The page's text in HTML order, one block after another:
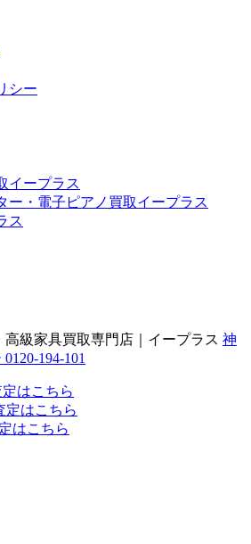
シー
イープラス
ー・電子ピアノ買取イープラス
ス
級家具買取専門店｜イープラス 神
194-101
はこちら
はこちら
はこちら